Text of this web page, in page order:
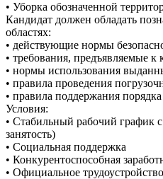
• Уборка обозначенной
Кандидат должен обладать
областях:
• действующие нормы
• требования, предъявляемые к
• нормы использования
• правила проведения
• правила поддержания
Условия:
• Стабильный рабочий график
занятость)
• Социальная поддержка
• Конкурентоспособная
• Официальное